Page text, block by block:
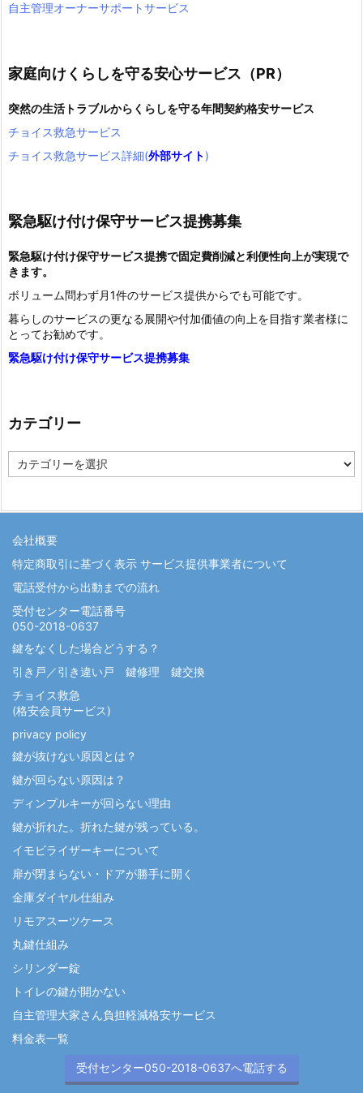
自主管理オーナーサポートサービス
家庭向けくらしを守る安心サービス（PR）
突然の生活トラブルからくらしを守る年間契約格安サービス
チョイス救急サービス
チョイス救急サービス詳細(外部サイト)
緊急駆け付け保守サービス提携募集
緊急駆け付け保守サービス提携で固定費削減と利便性向上が実現で
きます。
ボリューム問わず月1件のサービス提供からでも可能です。
暮らしのサービスの更なる展開や付加価値の向上を目指す業者様に
とってお勧めです。
緊急駆け付け保守サービス提携募集
カテゴリー
テ
会社概要
特定商取引に基づく表示 サービス提供事業者について
電話受付から出動までの流れ
受付センター電話番号
050-2018-0637
鍵をなくした場合どうする？
引き戸／引き違い戸 鍵修理 鍵交換
チョイス救急
(格安会員サービス)
privacy policy
鍵が抜けない原因とは？
鍵が回らない原因は？
ディンプルキーが回らない理由
鍵が折れた。折れた鍵が残っている。
イモビライザーキーについて
扉が閉まらない・ドアが勝手に開く
金庫ダイヤル仕組み
リモアスーツケース
丸鍵仕組み
シリンダー錠
トイレの鍵が開かない
自主管理大家さん負担軽減格安サービス
料金表一覧
受付センター050-2018-0637へ電話する